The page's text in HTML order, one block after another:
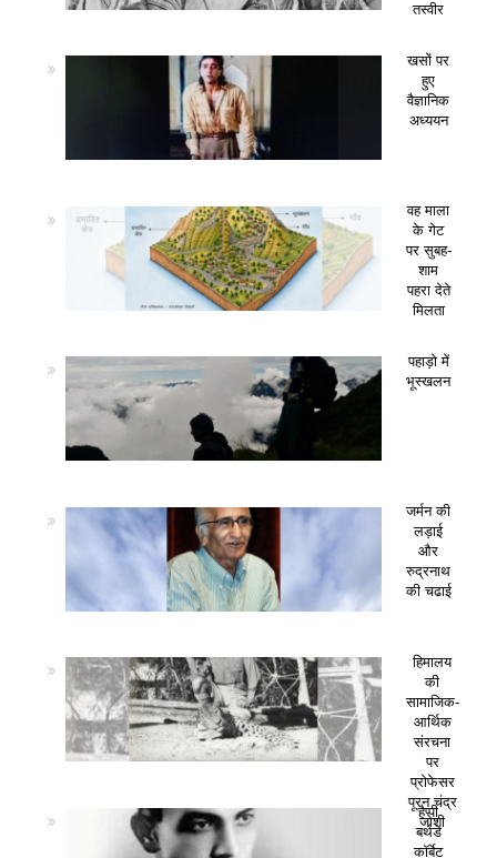
तस्वीर
खसों पर
हुए
वैज्ञानिक
अध्ययन
वह माला
के गेट
पर सुबह-
शाम
पहरा देते
मिलता
पहाड़ो में
भूस्खलन
जर्मन की
लड़ाई
और
रुद्रनाथ
की चढाई
हिमालय
की
सामाजिक-
आर्थिक
संरचना
पर
प्रोफेसर
पूरन चंद्र
जोशी
हैप्पी
बर्थडे
कॉर्बेट